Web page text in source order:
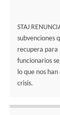
STAJ
subvenciones
recupera para
funcionarios
lo que nos
crisis.